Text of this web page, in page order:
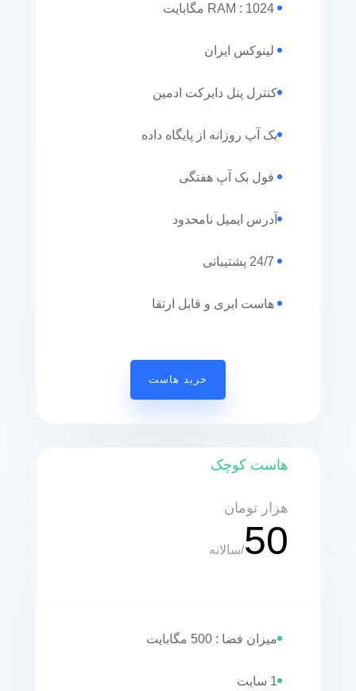
RAM : 1024 مگابایت
لینوکس ایران
کنترل پنل دایرکت ادمین
بک آپ روزانه از پایگاه داده
فول بک آپ هفتگی
آدرس ایمیل نامحدود
24/7 پشتیبانی
هاست ابری و قابل ارتقا
خرید هاست
هاست کوچک
هزار تومان
50
/سالانه
میزان فضا : 500 مگابایت
1 سایت